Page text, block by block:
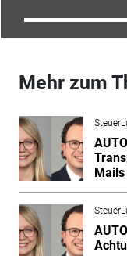
Mehr zum